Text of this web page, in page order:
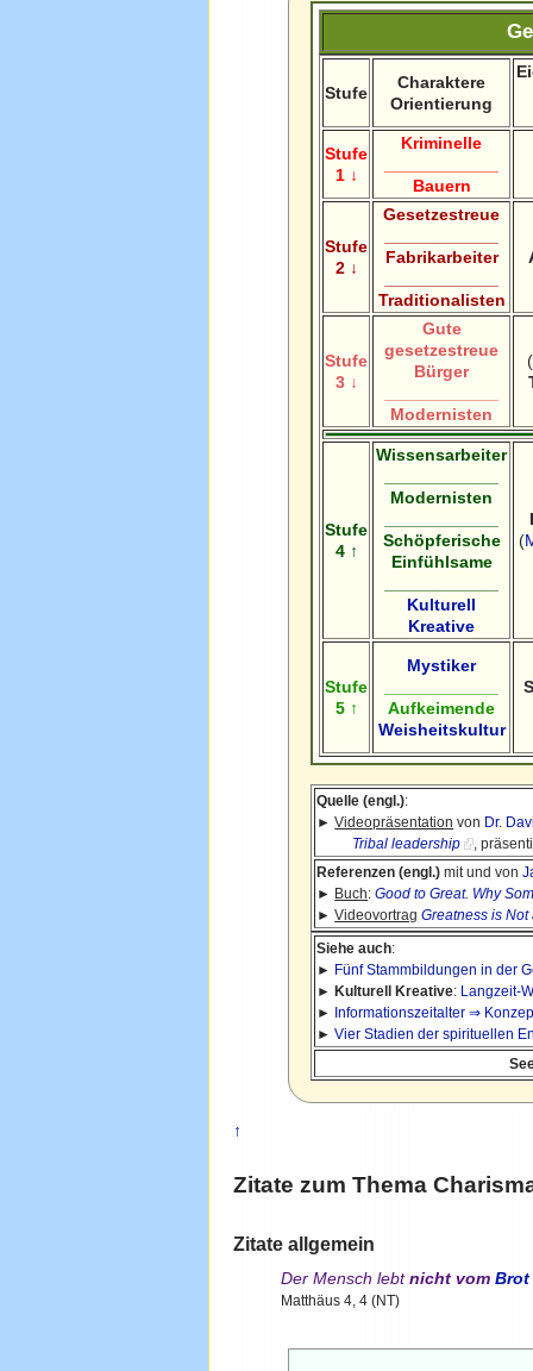
Stufe
Charaktere
Orientierung
Stufe
1 ↓
Kriminelle
Bauern
Stufe
2 ↓
Gesetzestreue
Fabrikarbeiter
Traditionalisten
Stufe
3 ↓
Gute
gesetzestreue
Bürger
Modernisten
(
Stufe
4 ↑
Wissensarbeiter
Modernisten
Schöpferische
Einfühlsame
Kulturell
Kreative
(
Stufe
5 ↑
Mystiker
Aufkeimende
Weisheitskultur
Quelle (engl.):
►Videopräsentation von Dr.
Tribal leadership
,
Referenzen (engl.) mit und von
► Buch:Good to Great. Why
►Videovortrag Greatness is
Siehe auch:
► Fünf Stammbildungen in der
►Kulturell Kreative: Langzeit-
► Informationszeitalter ⇒
►Vier Stadien der spirituellen
↑
Zitate zum Thema
Zitate allgemein
Der Mensch lebtnicht vom Brot
Matthäus 4, 4 (NT)